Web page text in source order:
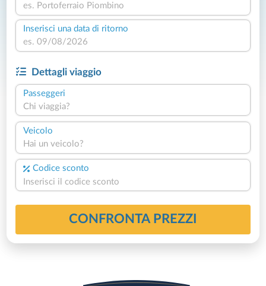
Inserisci una data di ritorno
Dettagli viaggio
Passeggeri
Chi viaggia?
Veicolo
Hai un veicolo?
Codice sconto
CONFRONTA PREZZI